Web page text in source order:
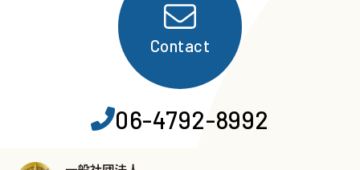
Contact
06-4792-8992